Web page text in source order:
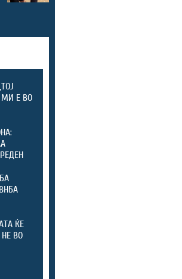
МИ Е ВО
ЌЕ
ВО